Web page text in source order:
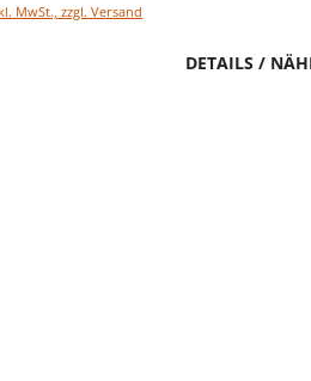
MwSt., zzgl. Versand
DETAILS /